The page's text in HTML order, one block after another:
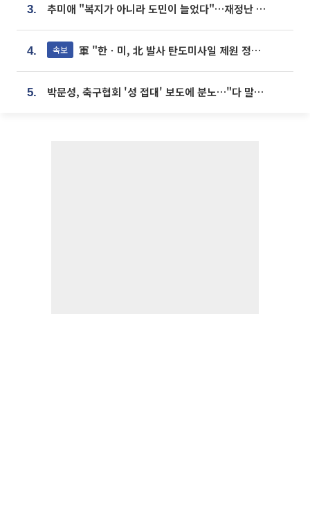
3. 추미애 "복지가 아니라 도민이 늘었다"…재정난 책임론 정면돌파
4. 속보 軍 "한ㆍ미, 北 발사 탄도미사일 제원 정밀분석 중"
5. 박문성, 축구협회 '성 접대' 보도에 분노…"다 말아먹으려고 작정했나"